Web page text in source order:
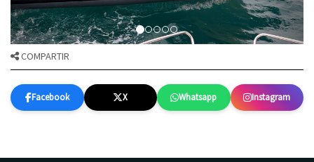
COMPARTIR
Facebook X Whatsapp Instagram